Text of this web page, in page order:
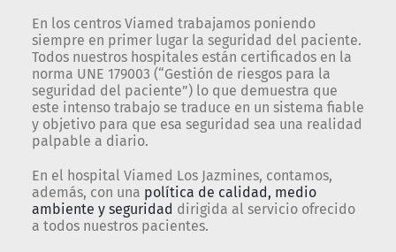
En los centros Viamed trabajamos poniendo
siempre en primer lugar la seguridad del paciente.
Todos nuestros hospitales están certificados en la
norma UNE 179003 (“Gestión de riesgos para la
seguridad del paciente”) lo que demuestra que
este intenso trabajo se traduce en un sistema fiable
y objetivo para que esa seguridad sea una realidad
palpable a diario.
En el hospital Viamed Los Jazmines, contamos,
además, con una política de calidad, medio
ambiente y seguridad dirigida al servicio ofrecido
a todos nuestros pacientes.